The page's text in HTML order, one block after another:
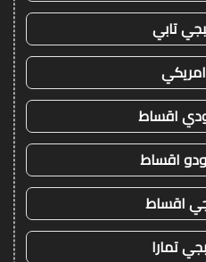
تابي
امريكي
اقساط
اقساط
اقساط
تمارا